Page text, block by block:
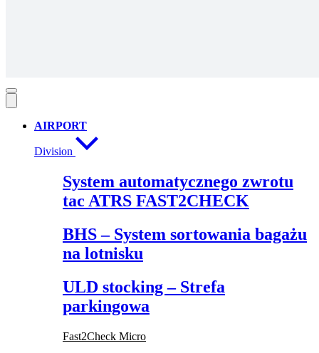
AIRPORT
Division
System automatycznego zwrotu
tac ATRS FAST2CHECK
BHS – System sortowania bagażu
na lotnisku
ULD stocking – Strefa
parkingowa
Fast2Check Micro